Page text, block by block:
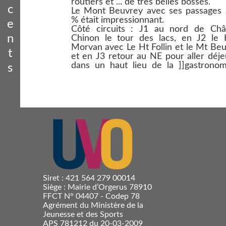
c
e
n
t
s
routiers et ... de très belles bosses.
Le Mont Beuvrey avec ses passages
% était impressionnant.
Côté circuits : J1 au nord de
Chinon le tour des lacs, en J2 le
Morvan avec Le Ht Follin et le Mt
et en J3 retour au NE pour aller
dans un haut lieu de la
Siret : 421 564 279 00014
Siège : Mairie d’Orgerus 78910
FFCT N° 04407 - Codep 78
Agrément du Ministère de la
Jeunesse et des Sports
APS 781212 du 20-03-2009